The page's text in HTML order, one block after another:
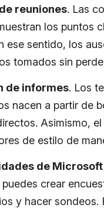
reuniones. Las
los puntos
ese sentido, los
tomados sin
de informes. Los
nacen a partir de
Asimismo, el
de estilo de
de
crear
y hacer sondeos.